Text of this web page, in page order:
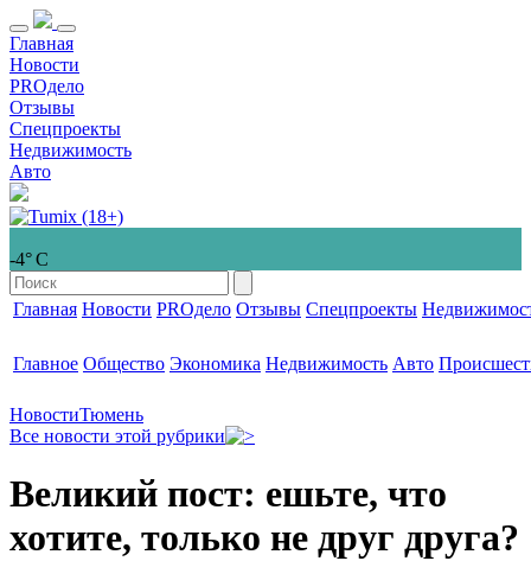
Главная
Новости
PROдело
Отзывы
Спецпроекты
Недвижимость
Авто
-4° С
Главная Новости PROдело Отзывы Спецпроекты
Главное Общество Экономика Недвижимость Авто
НовостиТюмень
Все новости этой рубрики
Великий пост: ешьте, что
хотите, только не друг друга?